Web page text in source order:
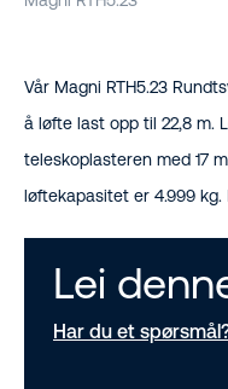
Vår Magni RTH5.23
å løfte last opp til 22,8 m.
teleskoplasteren med 17
løftekapasitet er 4.999 kg.
Lei
Har du et